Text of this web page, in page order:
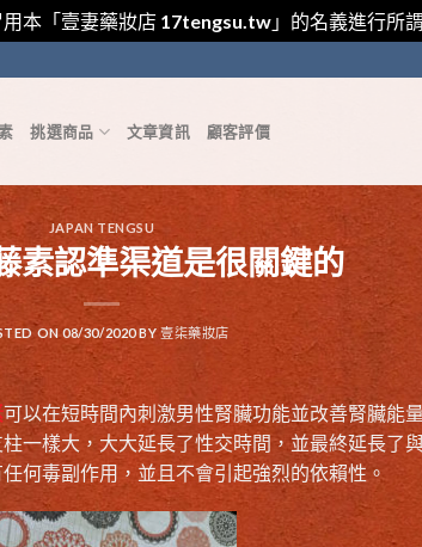
本「壹妻藥妝店 17tengsu.tw」的名義進行所
挑選商品 文章資訊 顧客評價
JAPAN TENGSU
素認準渠道是很關鍵的
ON08/30/2020BY壹柒藥妝店
可以在短時間內刺激男性腎臟功能並改善腎臟能
一樣大，大大延長了性交時間，並最終延長了
何毒副作用，並且不會引起強烈的依賴性。